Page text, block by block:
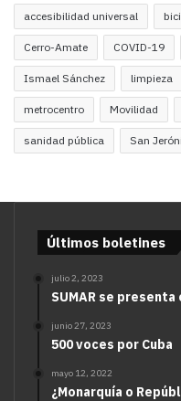
accesibilidad universal
Cerro-Amate COVID-19
Ismael Sánchez limpieza
metrocentro Movilidad
sanidad pública San
Últimos boletines
julio 2, 2023
SUMAR se presenta
junio 27, 2023
500 voces por Cuba
mayo 12, 2022
¿Monarquía o